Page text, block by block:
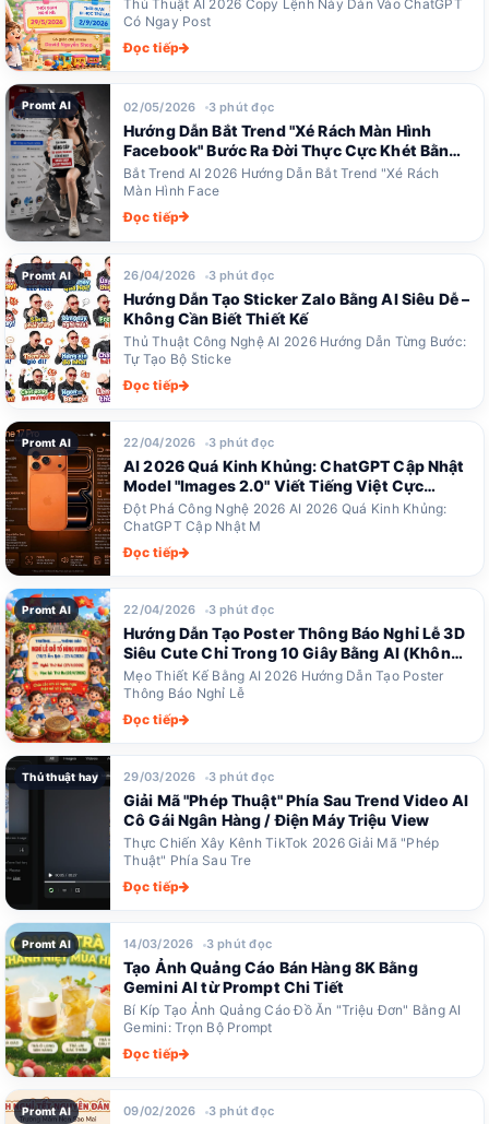
Thủ Thuật AI 2026 Copy Lệnh Này Dán Vào ChatGPT
Có Ngay Post
Đọc tiếp
Promt AI 02/05/2026 3 phút đọc
Hướng Dẫn Bắt Trend "Xé Rách Màn Hình
Facebook" Bước Ra Đời Thực Cực Khét Bằng
ChatGPT
Bắt Trend AI 2026 Hướng Dẫn Bắt Trend "Xé Rách
Màn Hình Face
Đọc tiếp
Promt AI 26/04/2026 3 phút đọc
Hướng Dẫn Tạo Sticker Zalo Bằng AI Siêu Dễ –
Không Cần Biết Thiết Kế
Thủ Thuật Công Nghệ AI 2026 Hướng Dẫn Từng Bước:
Tự Tạo Bộ Sticke
Đọc tiếp
Promt AI 22/04/2026 3 phút đọc
AI 2026 Quá Kinh Khủng: ChatGPT Cập Nhật
Model "Images 2.0" Viết Tiếng Việt Cực
Chuẩn, Designer Thất Nghiệp?
Đột Phá Công Nghệ 2026 AI 2026 Quá Kinh Khủng:
ChatGPT Cập Nhật M
Đọc tiếp
Promt AI 22/04/2026 3 phút đọc
Hướng Dẫn Tạo Poster Thông Báo Nghỉ Lễ 3D
Siêu Cute Chỉ Trong 10 Giây Bằng AI (Không
Cần Biết Photoshop)
Mẹo Thiết Kế Bằng AI 2026 Hướng Dẫn Tạo Poster
Thông Báo Nghỉ Lễ
Đọc tiếp
Thủ thuật hay 29/03/2026 3 phút đọc
Giải Mã "Phép Thuật" Phía Sau Trend Video AI
Cô Gái Ngân Hàng / Điện Máy Triệu View
Thực Chiến Xây Kênh TikTok 2026 Giải Mã "Phép
Thuật" Phía Sau Tre
Đọc tiếp
Promt AI 14/03/2026 3 phút đọc
Tạo Ảnh Quảng Cáo Bán Hàng 8K Bằng
Gemini AI từ Prompt Chi Tiết
Bí Kíp Tạo Ảnh Quảng Cáo Đồ Ăn "Triệu Đơn" Bằng AI
Gemini: Trọn Bộ Prompt
Đọc tiếp
Promt AI 09/02/2026 3 phút đọc